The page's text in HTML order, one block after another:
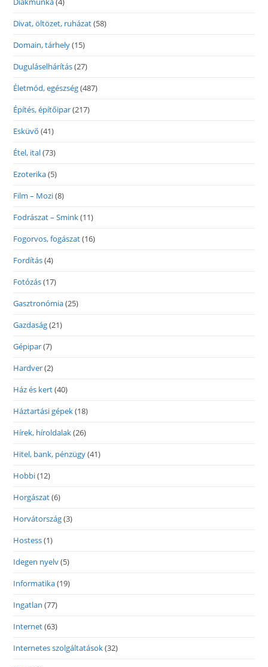
Divat, öltözet, ruházat(58)
Domain, tárhely(15)
Duguláselhárítás(27)
Életmód, egészség(487)
Építés, építőipar(217)
Esküvő (41)
Étel, ital(73)
Ezoterika(5)
Film – Mozi(8)
Fodrászat – Smink(11)
Fogorvos, fogászat(16)
Fordítás(4)
Fotózás(17)
Gasztronómia(25)
Gazdaság(21)
Gépipar(7)
Hardver(2)
Ház és kert(40)
Háztartási gépek(18)
Hírek, híroldalak(26)
Hitel, bank, pénzügy(41)
Hobbi(12)
Horgászat(6)
Horvátország(3)
Hostess(1)
Idegen nyelv(5)
Informatika(19)
Ingatlan (77)
Internet(63)
Internetes szolgáltatások(32)